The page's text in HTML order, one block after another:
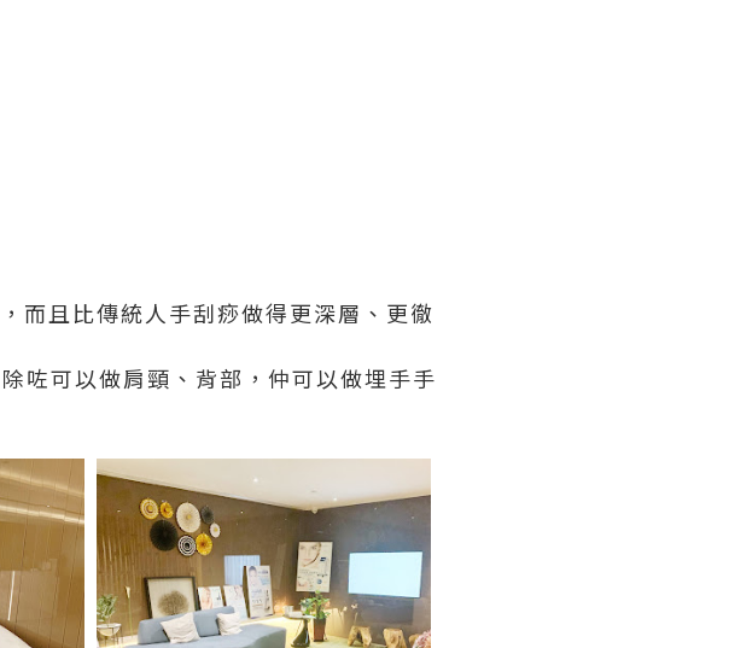
而且比傳統人手刮痧做得更深層、更徹
咗可以做肩頸、背部，仲可以做埋手手